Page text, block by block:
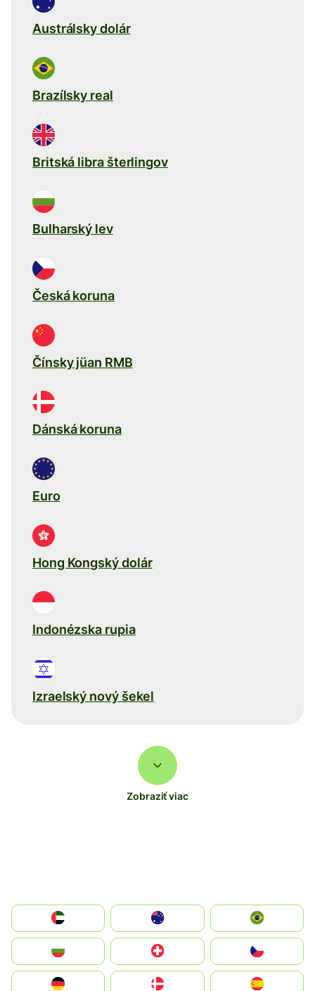
Austrálsky dolár
Brazílsky real
Britská libra šterlingov
Bulharský lev
Česká koruna
Čínsky jüan RMB
Dánská koruna
Euro
Hong Kongský dolár
Indonézska rupia
Izraelský nový šekel
Zobraziť viac
الإمارات العربية المتحدة
Switzerland
Deutschland